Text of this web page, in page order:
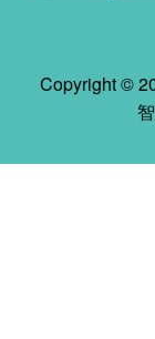
Copyright ©